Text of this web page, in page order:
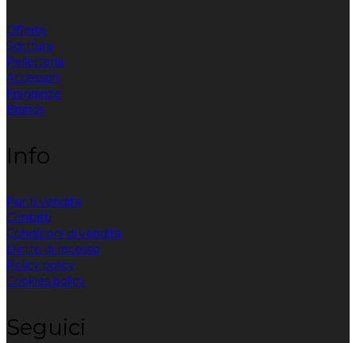
Offerte
Scrittura
Pelletteria
Accessori
Fragranze
Brands
Info
Punti vendita
Contatti
Condizioni di vendita
Diritto di recesso
Policy policy
Cookies policy
Seguici